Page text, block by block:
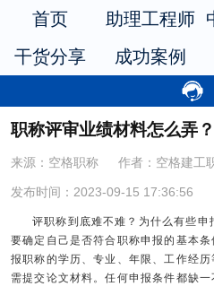
首页 助理工程师
干货分享
成功案例
职称评审业绩材料怎么弄
来源：空格职称 作者：空格建工
发布时间：2023-09-15 17:36:56
评职称到底难不难？为什么有些申
要确定自己是否符合职称申报的基本
报职称的学历、专业、年限、工作经
需提交论文材料。任何申报条件都缺一